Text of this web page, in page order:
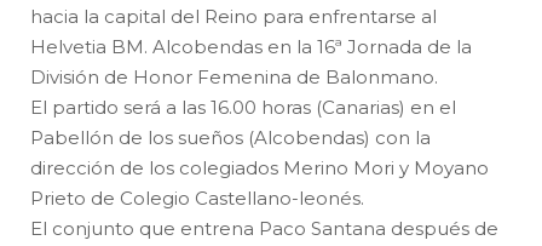
hacia la capital del Reino para enfrentarse al
Helvetia BM. Alcobendas en la 16ª Jornada de la
División de Honor Femenina de Balonmano.
El partido será a las 16.00 horas (Canarias) en el
Pabellón de los sueños (Alcobendas) con la
dirección de los colegiados Merino Mori y Moyano
Prieto de Colegio Castellano-leonés.
El conjunto que entrena Paco Santana después de